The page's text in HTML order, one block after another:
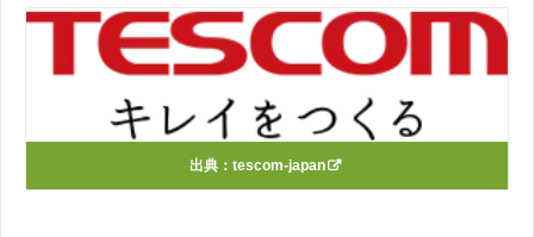
出典： tescom-japan